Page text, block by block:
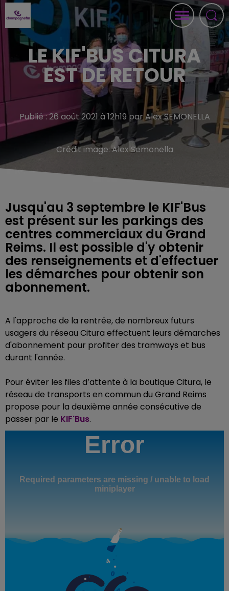
LE KIF'BUS CITURA
EST DE RETOUR
Publié : 26 août 2021 à 12h19 par Alex SEMONELLA
Crédit image:Alex Semonella
Jusqu'au 3 septembre le KIF'Bus
est présent sur les parkings des
centres commerciaux du Grand
Reims. Il est possible d'y obtenir
des renseignements et d'effectuer
les démarches pour obtenir son
abonnement.
A l'approche de la rentrée, de nombreux futurs
usagers du réseau Citura effectuent leurs démarches
d'abonnement pour profiter des tramways et bus
durant l'année.
Pour éviter les files d’attente à la boutique Citura, le
réseau de transports en commun du Grand Reims
propose pour la deuxième année consécutive de
passer par le KIF'Bus.